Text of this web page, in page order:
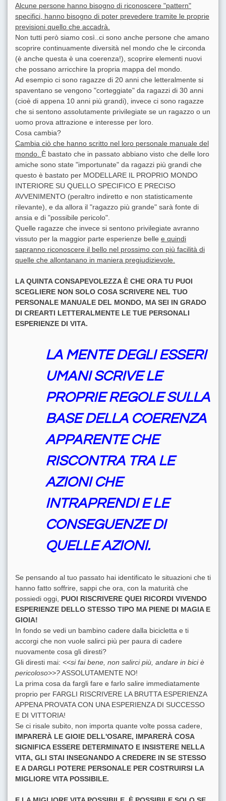
Alcune persone hanno bisogno di riconoscere "pattern"
specifici, hanno bisogno di poter prevedere tramite le proprie
previsioni quello che accadrà.
Non tutti però siamo così..ci sono anche persone che amano
scoprire continuamente diversità nel mondo che le circonda
(è anche questa è una coerenza!), scoprire elementi nuovi
che possano arricchire la propria mappa del mondo.
Ad esempio ci sono ragazze di 20 anni che letteralmente si
spaventano se vengono "corteggiate" da ragazzi di 30 anni
(cioè di appena 10 anni più grandi), invece ci sono ragazze
che si sentono assolutamente privilegiate se un ragazzo o un
uomo prova attrazione e interesse per loro.
Cosa cambia?
Cambia ciò che hanno scritto nel loro personale manuale del
mondo. È bastato che in passato abbiano visto che delle loro
amiche sono state "importunate" da ragazzi più grandi che
questo è bastato per MODELLARE IL PROPRIO MONDO
INTERIORE SU QUELLO SPECIFICO E PRECISO
AVVENIMENTO (peraltro indiretto e non statisticamente
rilevante), e da allora il "ragazzo più grande" sarà fonte di
ansia e di "possibile pericolo".
Quelle ragazze che invece si sentono privilegiate avranno
vissuto per la maggior parte esperienze belle e quindi
sapranno riconoscere il bello nel prossimo con più facilità di
quelle che allontanano in maniera pregiudizievole.
LA QUINTA CONSAPEVOLEZZA È CHE ORA TU PUOI
SCEGLIERE NON SOLO COSA SCRIVERE NEL TUO
PERSONALE MANUALE DEL MONDO, MA SEI IN GRADO
DI CREARTI LETTERALMENTE LE TUE PERSONALI
ESPERIENZE DI VITA.
LA MENTE DEGLI ESSERI
UMANI SCRIVE LE
PROPRIE REGOLE SULLA
BASE DELLA COERENZA
APPARENTE CHE
RISCONTRA TRA LE
AZIONI CHE
INTRAPRENDI E LE
CONSEGUENZE DI
QUELLE AZIONI.
Se pensando al tuo passato hai identificato le situazioni che ti
hanno fatto soffrire, sappi che ora, con la maturità che
possiedi oggi, PUOI RISCRIVERE QUEI RICORDI VIVENDO
ESPERIENZE DELLO STESSO TIPO MA PIENE DI MAGIA E
GIOIA!
In fondo se vedi un bambino cadere dalla bicicletta e ti
accorgi che non vuole salirci più per paura di cadere
nuovamente cosa gli diresti?
Gli diresti mai: <<si fai bene, non salirci più, andare in bici è
pericoloso>>?ASSOLUTAMENTE NO!
La prima cosa da fargli fare e farlo salire immediatamente
proprio per FARGLI RISCRIVERE LA BRUTTA ESPERIENZA
APPENA PROVATA CON UNA ESPERIENZA DI SUCCESSO
E DI VITTORIA!
Se ci risale subito, non importa quante volte possa cadere,
IMPARERÀ LE GIOIE DELL'OSARE, IMPARERÀ COSA
SIGNIFICA ESSERE DETERMINATO E INSISTERE NELLA
VITA, GLI STAI INSEGNANDO A CREDERE IN SE STESSO
E A DARGLI POTERE PERSONALE PER COSTRUIRSI LA
MIGLIORE VITA POSSIBILE.